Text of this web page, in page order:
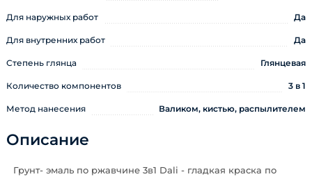
Для наружных работ Да
Для внутренних работ Да
Степень глянца Глянцевая
Количество компонентов 3 в 1
Метод нанесения Валиком, кистью, распылителем
Описание
Грунт- эмаль по ржавчине 3в1 Dali - гладкая краска по